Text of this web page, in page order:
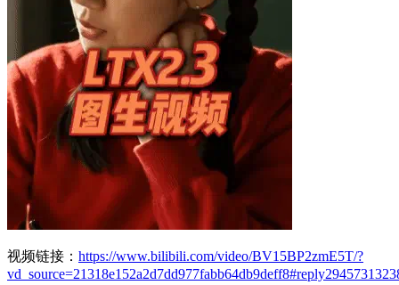
视频链接： https://www.bilibili.com/video/BV15BP2zmE5T/?